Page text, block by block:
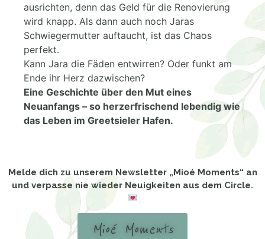
ausrichten, denn das Geld für die Renovierung
wird knapp. Als dann auch noch Jaras
Schwiegermutter auftaucht, ist das Chaos
perfekt.
Kann Jara die Fäden entwirren? Oder funkt am
Ende ihr Herz dazwischen?
Eine Geschichte über den Mut eines
Neuanfangs – so herzerfrischend lebendig wie
das Leben im Greetsieler Hafen.
Melde dich zu unserem Newsletter „Mioé Moments“ an
und verpasse nie wieder Neuigkeiten aus dem Circle.
Mioé Moments